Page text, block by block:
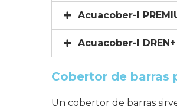
Acuacober-I
Acuacober-I DREN+
Cobertor de barras
Un cobertor de barras